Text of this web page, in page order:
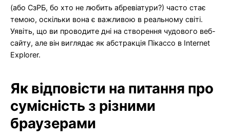
(або СзРБ, бо хто не любить абревіатури?) часто стає
темою, оскільки вона є важливою в реальному світі.
Уявіть, що ви проводите дні на створення чудового веб-
сайту, але він виглядає як абстракція Пікассо в Internet
Explorer.
Як відповісти на питання про
сумісність з різними
браузерами